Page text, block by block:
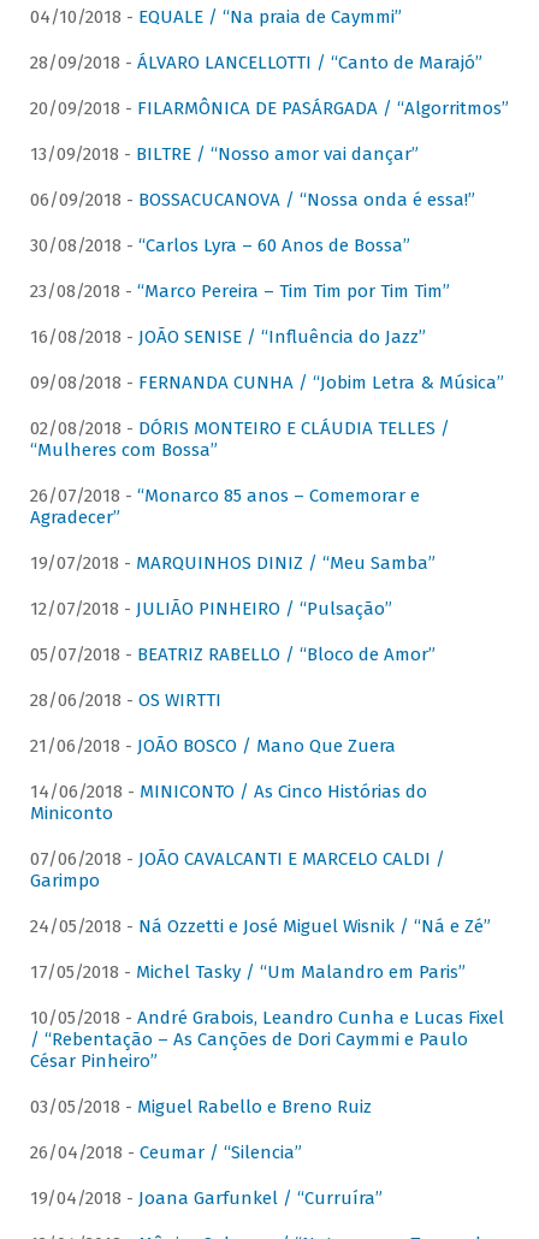
04/10/2018 - EQUALE / “Na praia de Caymmi”
28/09/2018 - ÁLVARO LANCELLOTTI / “Canto de Marajó”
20/09/2018 - FILARMÔNICA DE PASÁRGADA / “Algorritmos”
13/09/2018 - BILTRE / “Nosso amor vai dançar”
06/09/2018 - BOSSACUCANOVA / “Nossa onda é essa!”
30/08/2018 - “Carlos Lyra – 60 Anos de Bossa”
23/08/2018 - “Marco Pereira – Tim Tim por Tim Tim”
16/08/2018 - JOÃO SENISE / “Influência do Jazz”
09/08/2018 - FERNANDA CUNHA / “Jobim Letra & Música”
02/08/2018 - DÓRIS MONTEIRO E CLÁUDIA TELLES /
“Mulheres com Bossa”
26/07/2018 - “Monarco 85 anos – Comemorar e
Agradecer”
19/07/2018 - MARQUINHOS DINIZ / “Meu Samba”
12/07/2018 - JULIÃO PINHEIRO / “Pulsação”
05/07/2018 - BEATRIZ RABELLO / “Bloco de Amor”
28/06/2018 - OS WIRTTI
21/06/2018 - JOÃO BOSCO / Mano Que Zuera
14/06/2018 - MINICONTO / As Cinco Histórias do
Miniconto
07/06/2018 - JOÃO CAVALCANTI E MARCELO CALDI /
Garimpo
24/05/2018 - Ná Ozzetti e José Miguel Wisnik / “Ná e Zé”
17/05/2018 - Michel Tasky / “Um Malandro em Paris”
10/05/2018 - André Grabois, Leandro Cunha e Lucas Fixel
/ “Rebentação – As Canções de Dori Caymmi e Paulo
César Pinheiro”
03/05/2018 - Miguel Rabello e Breno Ruiz
26/04/2018 - Ceumar / “Silencia”
19/04/2018 - Joana Garfunkel / “Curruíra”